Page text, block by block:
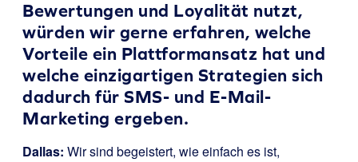
Bewertungen und Loyalität nutzt,
würden wir gerne erfahren, welche
Vorteile ein Plattformansatz hat und
welche einzigartigen Strategien sich
dadurch für SMS- und E-Mail-
Marketing ergeben.
Dallas: Wir sind begeistert, wie einfach es ist,